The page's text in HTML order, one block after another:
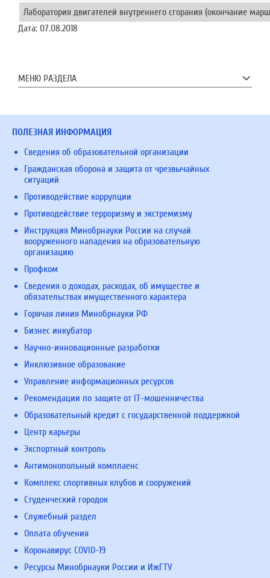
Лаборатория двигателей внутреннего сгорания (окончание
Дата: 07.08.2018
МЕНЮ РАЗДЕЛА
ПОЛЕЗНАЯ ИНФОРМАЦИЯ
Сведения об образовательной организации
Гражданская оборона и защита от чрезвычайных
ситуаций
Противодействие коррупции
Противодействие терроризму и экстремизму
Инструкция Минобрнауки России на случай
вооруженного нападения на образовательную
организацию
Профком
Сведения о доходах, расходах, об имуществе и
обязательствах имущественного характера
Горячая линия Минобрнауки РФ
Бизнес инкубатор
Научно-инновационные разработки
Инклюзивное образование
Управление информационных ресурсов
Рекомендации по защите от IT-мошенничества
Образовательный кредит с государственной поддержкой
Центр карьеры
Экспортный контроль
Антимонопольный комплаенс
Комплекс спортивных клубов и сооружений
Студенческий городок
Служебный раздел
Оплата обучения
Коронавирус COVID-19
Ресурсы Минобрнауки России и ИжГТУ